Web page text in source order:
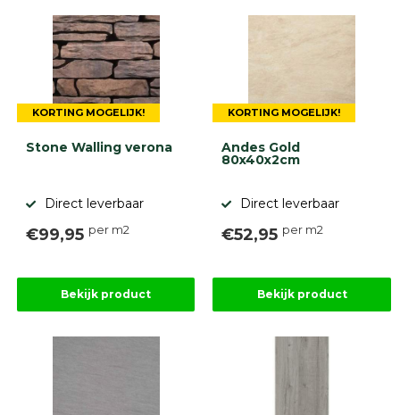
KORTING MOGELIJK!
Stone Walling verona
Direct leverbaar
€99,95 per m2
Bekijk product
KORTING MOGELIJK!
Andes Gold
80x40x2cm
Direct leverbaar
€52,95 per m2
Bekijk product